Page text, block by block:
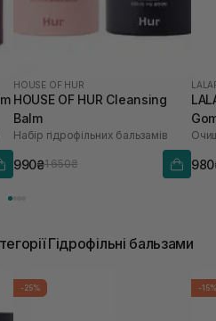
HOUSE OF HUR
HOUSE OF HUR Cleansing
Balm
Набір гідрофільних бальзамів
990₴1 650₴
мл
Гідрофільні бальзами
-25% -